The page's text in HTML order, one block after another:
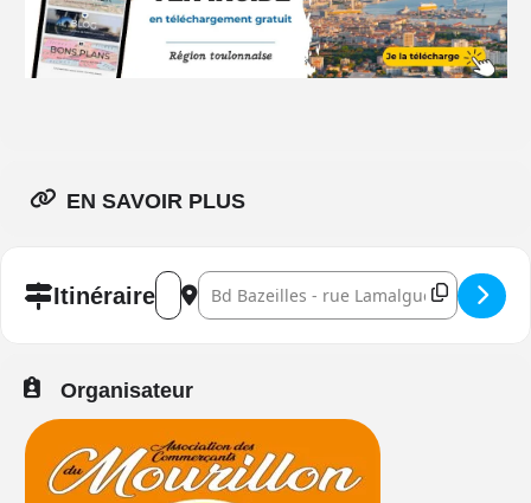
EN SAVOIR PLUS
ItinéraireAddress - Picnic Day 2026 au Mourillon []
Destination Address - Picnic Day 2026
Organisateur